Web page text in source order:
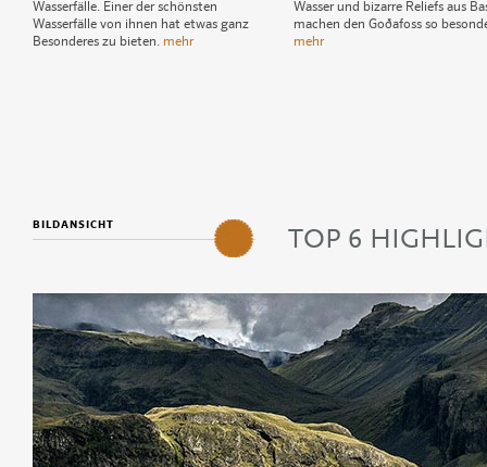
Wasserfälle. Einer der schönsten
Wasserfälle von ihnen hat etwas ganz
Besonderes zu bieten. mehr
Wasser und bizarre Reliefs aus
machen den Goðafoss so
mehr
5 Dynjandi
TOP 6
BILDANSICHT